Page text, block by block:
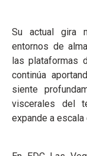
Su actual gira
entornos de
las plataformas
continúa
siente
viscerales del
expande a escala